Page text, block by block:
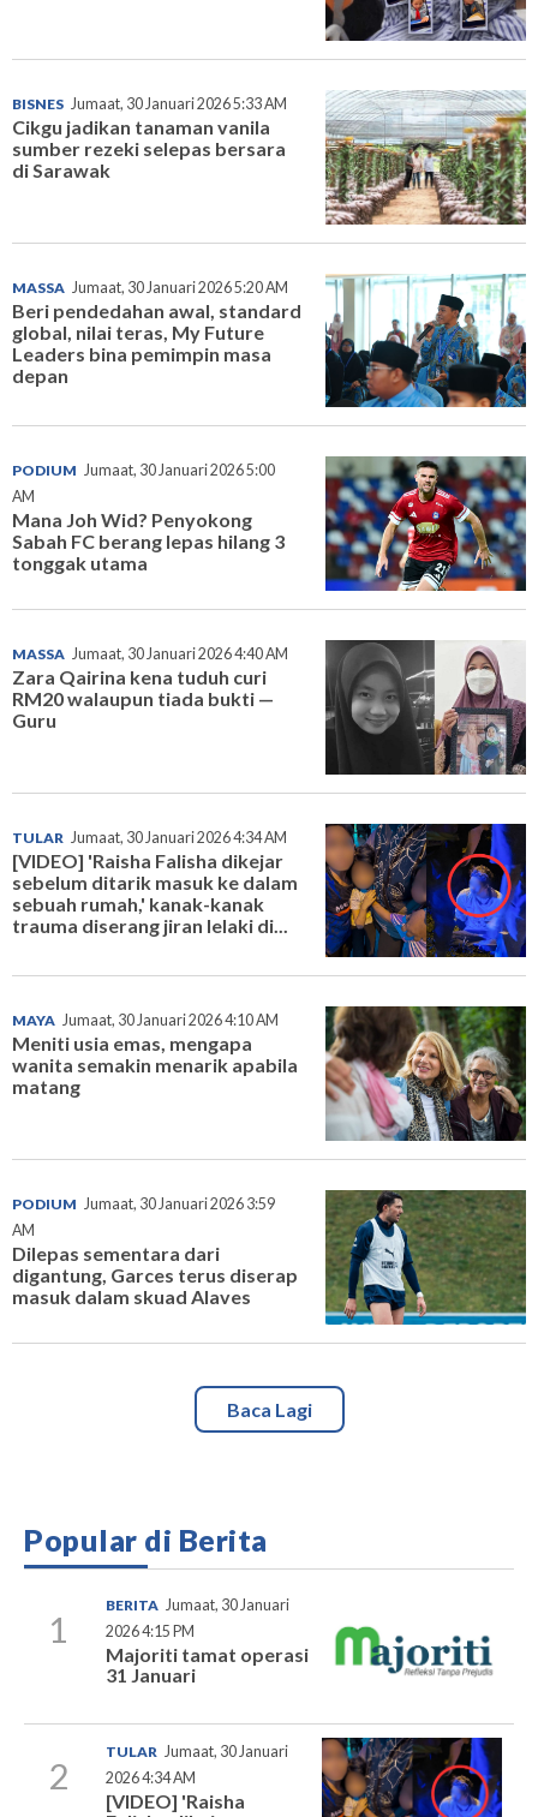
BISNES Jumaat, 30 Januari 2026 5:33 AM
Cikgu jadikan tanaman vanila
sumber rezeki selepas bersara
di Sarawak
MASSA Jumaat, 30 Januari 2026 5:20 AM
Beri pendedahan awal, standard
global, nilai teras, My Future
Leaders bina pemimpin masa
depan
PODIUM Jumaat, 30 Januari 2026 5:00
AM
Mana Joh Wid? Penyokong
Sabah FC berang lepas hilang 3
tonggak utama
MASSA Jumaat, 30 Januari 2026 4:40 AM
Zara Qairina kena tuduh curi
RM20 walaupun tiada bukti —
Guru
TULAR Jumaat, 30 Januari 2026 4:34 AM
[VIDEO] 'Raisha Falisha dikejar
sebelum ditarik masuk ke dalam
sebuah rumah,' kanak-kanak
trauma diserang jiran lelaki di...
MAYA Jumaat, 30 Januari 2026 4:10 AM
Meniti usia emas, mengapa
wanita semakin menarik apabila
matang
PODIUM Jumaat, 30 Januari 2026 3:59
AM
Dilepas sementara dari
digantung, Garces terus diserap
masuk dalam skuad Alaves
Baca Lagi
Popular di Berita
1
BERITA Jumaat, 30 Januari
2026 4:15 PM
Majoriti tamat operasi
31 Januari
2
TULAR Jumaat, 30 Januari
2026 4:34 AM
[VIDEO] 'Raisha